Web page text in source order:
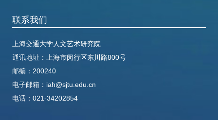
联系我们
上海交通大学人文艺术研究院
通讯地址： 上海市闵行区东川路800号
邮编：200240
电子邮箱： iah@sjtu.edu.cn
电话： 021-34202854